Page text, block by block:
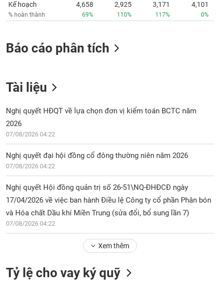
Kế hoạch
% hoàn thành
4,658
69%
2,925
110%
3,171
117%
4,101
0%
Báo cáo phân tích
Tài liệu
Nghị quyết HĐQT về lựa chọn đơn vị kiểm toán BCTC năm
2026
07/08/2026 04:22
Nghị quyết đại hội đồng cổ đông thường niên năm 2026
07/08/2026 04:22
Nghị quyết Hội đồng quản trị số 26-51\NQ-ĐHĐCĐ ngày
17/04/2026 về việc ban hành Điều lệ Công ty cổ phần Phân bón
và Hóa chất Dầu khí Miền Trung (sửa đổi, bổ sung lần 7)
07/08/2026 04:22
Xem thêm
Tỷ lệ cho vay ký quỹ